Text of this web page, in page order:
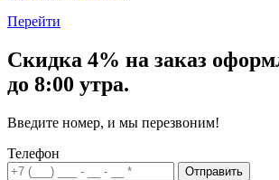
Перейти
Скидка 4% на заказ
до 8:00 утра.
Введите номер, и мы перезвоним!
Телефон
Отправить